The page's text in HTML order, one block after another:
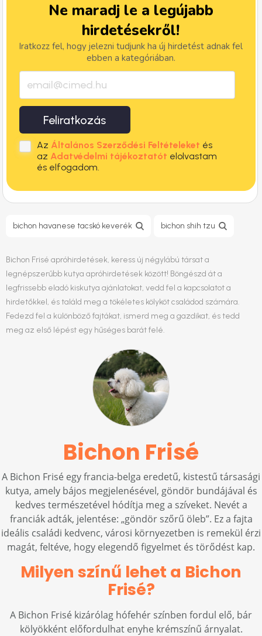
Ne maradj le a legújabb
hirdetésekről!
Iratkozz fel, hogy jelezni tudjunk ha új hirdetést adnak fel
ebben a kategóriában.
Feliratkozás
Az Általános Szerződési Feltételeket és
az Adatvédelmi tájékoztatót elolvastam
és elfogadom.
bichon havanese tacskó keverék bichon shih tzu
Bichon Frisé apróhirdetések, keress új négylábú társat a
legnépszerűbb kutya apróhirdetések között! Böngészd át a
legfrissebb eladó kiskutya ajánlatokat, vedd fel a kapcsolatot a
hirdetőkkel, és találd meg a tökéletes kölyköt családod számára.
Fedezd fel a különböző fajtákat, ismerd meg a gazdikat, és tedd
meg az első lépést egy hűséges barát felé.
Bichon Frisé
A Bichon Frisé egy francia-belga eredetű, kistestű társasági
kutya, amely bájos megjelenésével, göndör bundájával és
kedves természetével hódítja meg a szíveket. Nevét a
franciák adták, jelentése: „göndör szőrű öleb”. Ez a fajta
ideális családi kedvenc, városi környezetben is remekül érzi
magát, feltéve, hogy elegendő figyelmet és törődést kap.
Milyen színű lehet a Bichon
Frisé?
A Bichon Frisé kizárólag hófehér színben fordul elő, bár
kölyökként előfordulhat enyhe krémszínű árnyalat.